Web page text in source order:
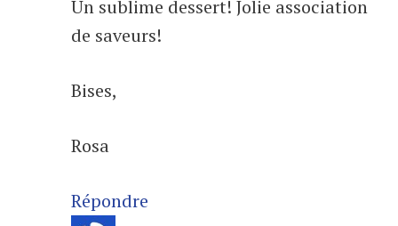
Un sublime dessert! Jolie association
de saveurs!
Bises,
Rosa
Répondre